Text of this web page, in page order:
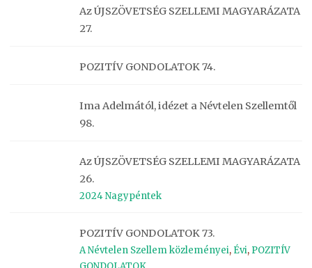
Az ÚJSZÖVETSÉG SZELLEMI MAGYARÁZATA
27.
POZITÍV GONDOLATOK 74.
Ima Adelmától, idézet a Névtelen Szellemtől
98.
Az ÚJSZÖVETSÉG SZELLEMI MAGYARÁZATA
26.
2024 Nagypéntek
POZITÍV GONDOLATOK 73.
A Névtelen Szellem közleményei, Évi, POZITÍV